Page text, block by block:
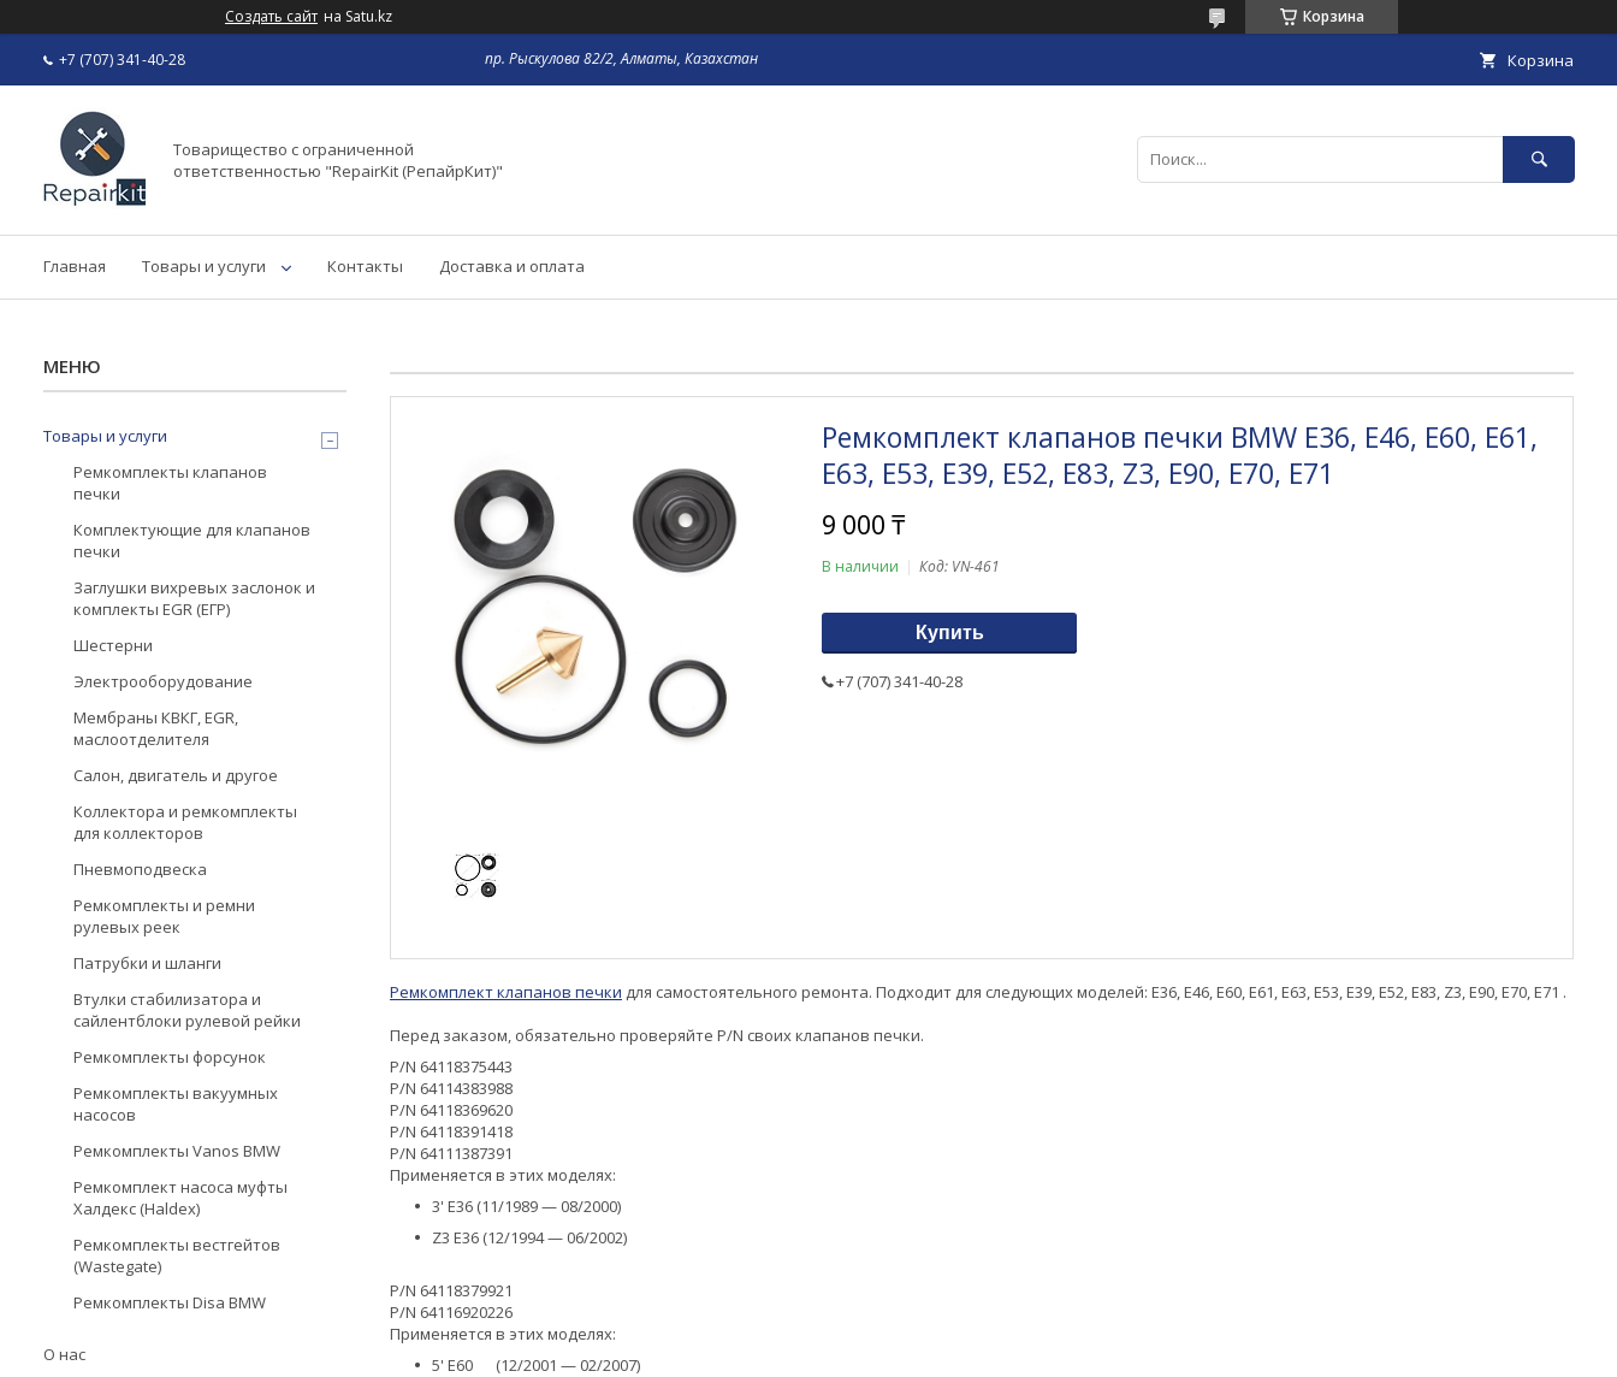
Создать сайт на Satu.kz Корзина
+7 (707) 341-40-28 пр. Рыскулова 82/2, Алматы, Казахстан Корзина
Товарищество с ограниченной
ответственностью "RepairKit (РепайрКит)"
Главная Товары и услуги Контакты Доставка и оплата
Ремкомплект клапанов печки BMW E36, E46, E60, E61,
E63, E53, E39, E52, E83, Z3, E90, E70, E71
9 000 ₸
В наличии Код: VN-461
Купить
+7 (707) 341-40-28
Ремкомплект клапанов печки для самостоятельного ремонта. Подходит для следующих моделей: E36, E46, E60, E61, E63, E53, E39, E52, E83, Z3,E90, E70, E71 .
Перед заказом, обязательно проверяйте P/N своих клапанов печки.
P/N 64118375443
P/N 64114383988
P/N 64118369620
P/N 64118391418
P/N 64111387391
Применяется в этих моделях:
3' E36 (11/1989 — 08/2000)
Z3 E36 (12/1994 — 06/2002)
P/N 64118379921
P/N 64116920226
Применяется в этих моделях:
5' E60 (12/2001 — 02/2007)
Товары и услуги
Ремкомплекты клапанов
печки
Комплектующие для клапанов
печки
Заглушки вихревых заслонок и
комплекты EGR (ЕГР)
Шестерни
Электрооборудование
Мембраны КВКГ, EGR,
маслоотделителя
Салон, двигатель и другое
Коллектора и ремкомплекты
для коллекторов
Пневмоподвеска
Ремкомплекты и ремни
рулевых реек
Патрубки и шланги
Втулки стабилизатора и
сайлентблоки рулевой рейки
Ремкомплекты форсунок
Ремкомплекты вакуумных
насосов
Ремкомплекты Vanos BMW
Ремкомплект насоса муфты
Халдекс (Haldex)
Ремкомплекты вестгейтов
(Wastegate)
Ремкомплекты Disa BMW
О нас